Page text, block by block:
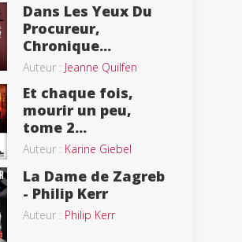
Dans Les Yeux Du
Procureur,
Chronique...
Auteur : Jeanne Quilfen
Et chaque fois,
mourir un peu,
tome 2...
Auteur : Karine Giebel
La Dame de Zagreb
- Philip Kerr
Auteur : Philip Kerr